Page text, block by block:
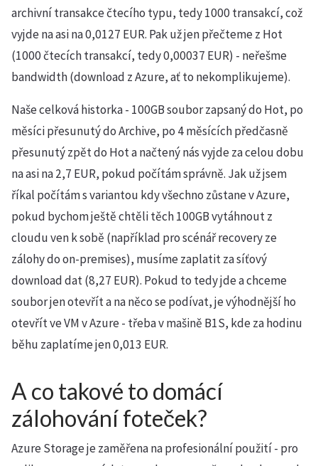
archivní transakce čtecího typu, tedy 1000 transakcí, což
vyjde na asi na 0,0127 EUR. Pak už jen přečteme z Hot
(1000 čtecích transakcí, tedy 0,00037 EUR) - neřešme
bandwidth (download z Azure, ať to nekomplikujeme).
Naše celková historka - 100GB soubor zapsaný do Hot, po
měsíci přesunutý do Archive, po 4 měsících předčasně
přesunutý zpět do Hot a načtený nás vyjde za celou dobu
na asi na 2,7 EUR, pokud počítám správně. Jak už jsem
říkal počítám s variantou kdy všechno zůstane v Azure,
pokud bychom ještě chtěli těch 100GB vytáhnout z
cloudu ven k sobě (například pro scénář recovery ze
zálohy do on-premises), musíme zaplatit za síťový
download dat (8,27 EUR). Pokud to tedy jde a chceme
soubor jen otevřít a na něco se podívat, je výhodnější ho
otevřít ve VM v Azure - třeba v mašině B1S, kde za hodinu
běhu zaplatíme jen 0,013 EUR.
A co takové to domácí
zálohování foteček?
Azure Storage je zaměřena na profesionální použití - pro